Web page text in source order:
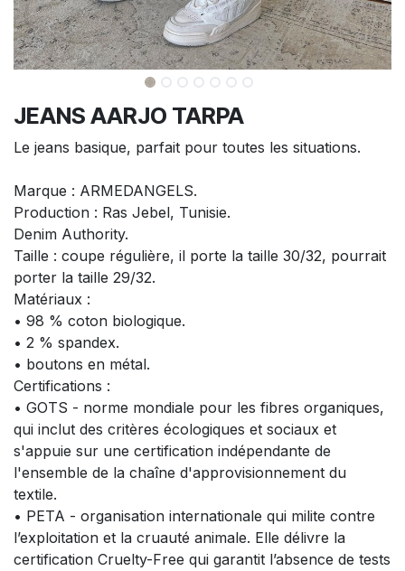
JEANS AARJO TARPA
Le jeans basique, parfait pour toutes les situations.
Marque : ARMEDANGELS.
Production : Ras Jebel, Tunisie.
Denim Authority.
Taille : coupe régulière, il porte la taille 30/32, pourrait
porter la taille 29/32.
Matériaux :
• 98 % coton biologique.
• 2 % spandex.
• boutons en métal.
Certifications :
• GOTS - norme mondiale pour les fibres organiques,
qui inclut des critères écologiques et sociaux et
s'appuie sur une certification indépendante de
l'ensemble de la chaîne d'approvisionnement du
textile.
• PETA - organisation internationale qui milite contre
l’exploitation et la cruauté animale. Elle délivre la
certification Cruelty-Free qui garantit l’absence de tests